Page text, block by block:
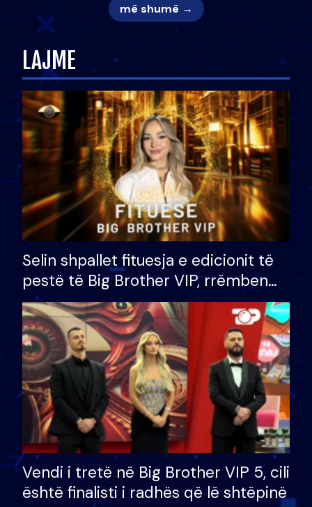
më shumë →
LAJME
Selin shpallet fituesja e edicionit të
pestë të Big Brother VIP, rrëmben
çmimin e madh prej 100 mijë eurosh
Vendi i tretë në Big Brother VIP 5, cili
është finalisti i radhës që lë shtëpinë